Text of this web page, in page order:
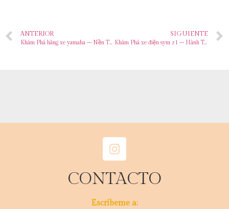
ANTERIOR
Khám Phá hãng xe yamaha – Nền Tảng Cá Cược Trực Tuyến Hàng Đầu
SIGUIENTE
Khám Phá xe điện sym z1 – Hành Trình Đến Với Thành Công
CONTACTO
Escríbeme a: